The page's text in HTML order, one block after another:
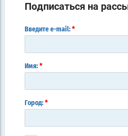
Подписаться на
Введите e-mail: *
Имя: *
Город: *